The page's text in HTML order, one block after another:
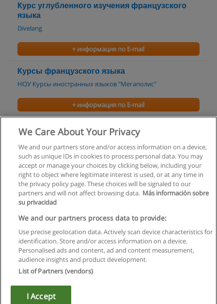
Курс углубленного изучения французского
языка
Divelang
+ информация по E-mail
Курсы французского языка
НОУ Курсы иностранных языков "Мегаполис"
+ информация по E-mail
Общий курс французского языка
+ информация по E-mail
Правила пользования
Конфиденциальность информации
Напишите Educaedu
Copyright © Educaedu Business S.L. - CIF : B-95610580: -
We Care About Your Privacy
We and our partners store and/or access information on a device,
such as unique IDs in cookies to process personal data. You may
accept or manage your choices by clicking below, including your
right to object where legitimate interest is used, or at any time in
the privacy policy page. These choices will be signaled to our
partners and will not affect browsing data. Más información sobre
su privacidad
We and our partners process data to provide:
Use precise geolocation data. Actively scan device characteristics for
identification. Store and/or access information on a device.
Personalised ads and content, ad and content measurement,
audience insights and product development.
List of Partners (vendors)
I Accept